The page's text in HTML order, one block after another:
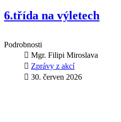
6.třída na výletech
Podrobnosti
Mgr. Filipi Miroslava
Zprávy z akcí
30. červen 2026